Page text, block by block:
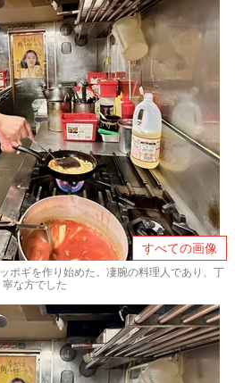
すべての画像
ポギを作り始めた。凄腕の料理人であり、丁
寧な方でした